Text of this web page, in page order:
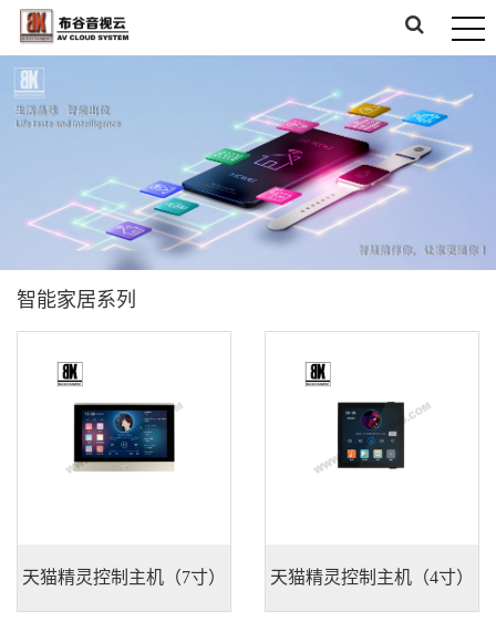
智能家居系列
天猫精灵控制主机（7寸）
天猫精灵控制主机（7寸）
天猫精灵控制主机（4寸）
天猫精灵控制主机（4寸）